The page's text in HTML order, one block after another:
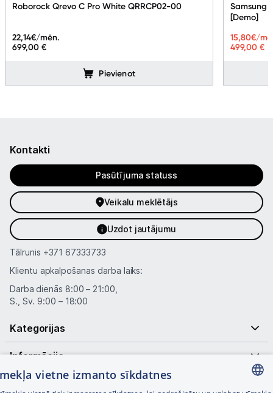
Roborock Qrevo C Pro White QRRCP02-00
699,00 €
22,14€/mēn.
Pievienot
Samsung
[Demo]
499,00 €
15,80€/
Kontakti
Pasūtījuma statuss
Veikalu meklētājs
Uzdot jautājumu
Tālrunis +371 67333733
Klientu apkalpošanas darba laiks:
Darba dienās 8:00 – 21:00,
S., Sv. 9:00 – 18:00
Kategorijas
Informācija
Noderīgas saites
vietne izmanto sīkdatnes